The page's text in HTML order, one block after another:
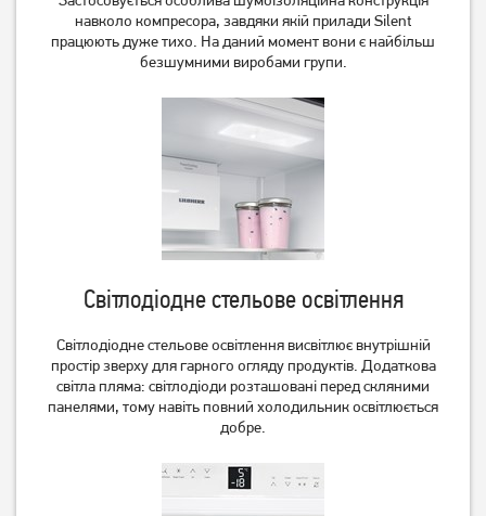
Gorenje NRK620FABK4
Немає в наявності
WHC20 T352 (вбудований)
35 309грн
навколо компресора, завдяки якій прилади Silent
працюють дуже тихо. На даний момент вони є найбільш
безшумними виробами групи.
Світлодіодне стельове освітлення
Світлодіодне стельове освітлення висвітлює внутрішній
простір зверху для гарного огляду продуктів. Додаткова
світла пляма: світлодіоди розташовані перед скляними
панелями, тому навіть повний холодильник освітлюється
добре.